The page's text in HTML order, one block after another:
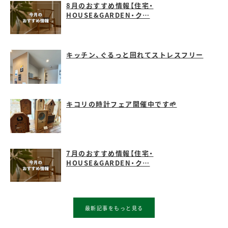
8月のおすすめ情報【住宅・
HOUSE&GARDEN・ク…
キッチン、ぐるっと回れてストレスフリー
キコリの時計フェア開催中です🌱
7月のおすすめ情報【住宅・
HOUSE&GARDEN・ク…
最新記事をもっと見る